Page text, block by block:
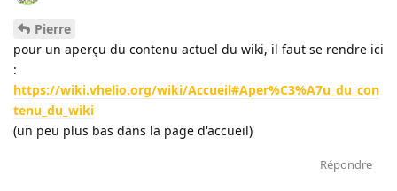
Pierre
pour un aperçu du contenu actuel du wiki, il faut se rendre ici
:
https://wiki.vhelio.org/wiki/Accueil#Aper%C3%A7u_du_con
tenu_du_wiki
(un peu plus bas dans la page d'accueil)
Répondre